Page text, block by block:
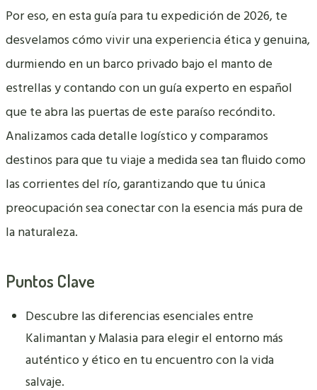
Por eso, en esta guía para tu expedición de 2026, te
desvelamos cómo vivir una experiencia ética y genuina,
durmiendo en un barco privado bajo el manto de
estrellas y contando con un guía experto en español
que te abra las puertas de este paraíso recóndito.
Analizamos cada detalle logístico y comparamos
destinos para que tu viaje a medida sea tan fluido como
las corrientes del río, garantizando que tu única
preocupación sea conectar con la esencia más pura de
la naturaleza.
Puntos Clave
Descubre las diferencias esenciales entre
Kalimantan y Malasia para elegir el entorno más
auténtico y ético en tu encuentro con la vida
salvaje.